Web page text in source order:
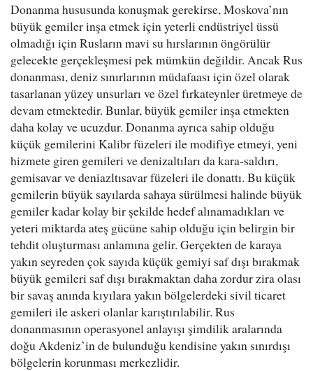
Donanma hususunda konuşmak gerekirse, Moskova’nın
büyük gemiler inşa etmek için yeterli endüstriyel üssü
olmadığı için Rusların mavi su hırslarının öngörülür
gelecekte gerçekleşmesi pek mümkün değildir. Ancak Rus
donanması, deniz sınırlarının müdafaası için özel olarak
tasarlanan yüzey unsurları ve özel fırkateynler üretmeye de
devam etmektedir. Bunlar, büyük gemiler inşa etmekten
daha kolay ve ucuzdur. Donanma ayrıca sahip olduğu
küçük gemilerini Kalibr füzeleri ile modifiye etmeyi, yeni
hizmete giren gemileri ve denizaltıları da kara-saldırı,
gemisavar ve deniazltısavar füzeleri ile donattı. Bu küçük
gemilerin büyük sayılarda sahaya sürülmesi halinde büyük
gemiler kadar kolay bir şekilde hedef alınamadıkları ve
yeteri miktarda ateş gücüne sahip olduğu için belirgin bir
tehdit oluşturması anlamına gelir. Gerçekten de karaya
yakın seyreden çok sayıda küçük gemiyi saf dışı bırakmak
büyük gemileri saf dışı bırakmaktan daha zordur zira olası
bir savaş anında kıyılara yakın bölgelerdeki sivil ticaret
gemileri ile askeri olanlar karıştırılabilir. Rus
donanmasının operasyonel anlayışı şimdilik aralarında
doğu Akdeniz’in de bulunduğu kendisine yakın sınırdışı
bölgelerin korunması merkezlidir.